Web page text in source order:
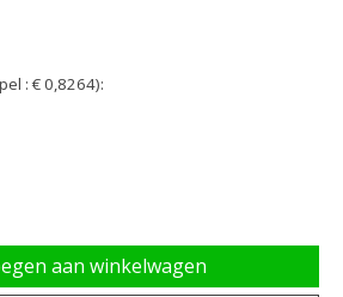
: € 0,8264):
aan winkelwagen